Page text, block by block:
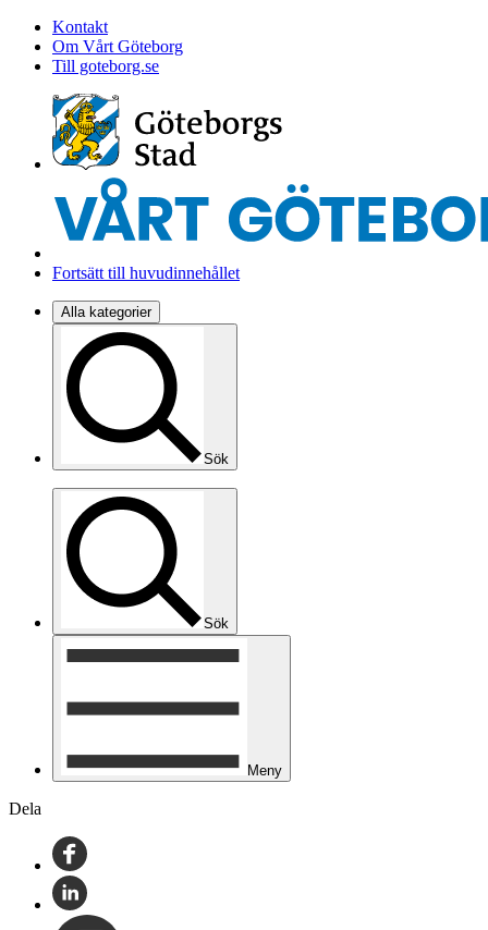
Kontakt
Om Vårt Göteborg
Till goteborg.se
Fortsätt till huvudinnehållet
Alla kategorier
Sök
Sök
Meny
Dela